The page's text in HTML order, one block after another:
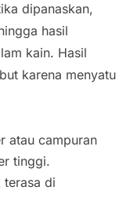
dipanaskan,
hasil
kain. Hasil
karena menyatu
atau campuran
tinggi.
di